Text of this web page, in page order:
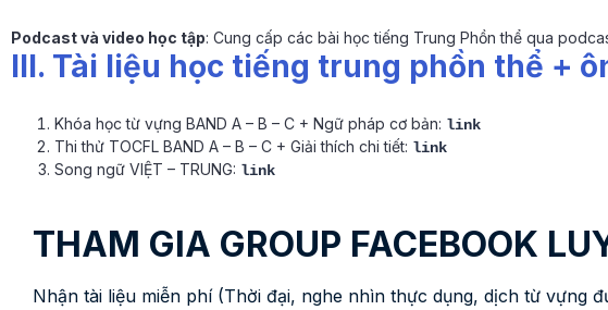
Podcast và video học tập: Cung cấp các bài học tiếng Trung Phồn thể qua
III. Tài liệu học tiếng trung phồn thể +
Khóa học từ vựng BAND A – B – C + Ngữ pháp cơ bản: link
Thi thử TOCFL BAND A – B – C + Giải thích chi tiết: link
Song ngữ VIỆT – TRUNG: link
THAM GIA GROUP FACEBOOK
Nhận tài liệu miễn phí (Thời đại, nghe nhìn thực dụng, dịch từ vựng